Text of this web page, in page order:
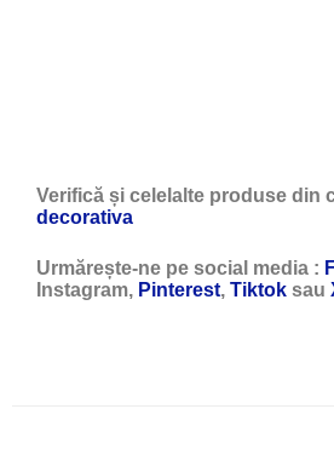
Verifică și celelalte produse din
decorativa
Urmărește-ne pe social media :
Instagram, Pinterest, Tiktok sau